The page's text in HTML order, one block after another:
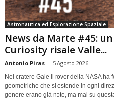
Astronautica ed Esplorazione Spaziale
News da Marte #45:
Curiosity risale Valle...
Antonio Piras - 5 Agosto 2026
Nel cratere Gale il rover della NASA ha
geometriche che si estende in ogni
genere erano già note, ma mai su